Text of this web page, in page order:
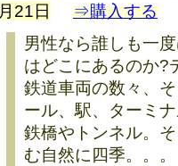
月21日
⇒購入する
男性なら誰しも一
はどこにあるのか?
鉄道車両の数々、
ール、駅、ターミ
鉄橋やトンネル。
む自然に四季。。